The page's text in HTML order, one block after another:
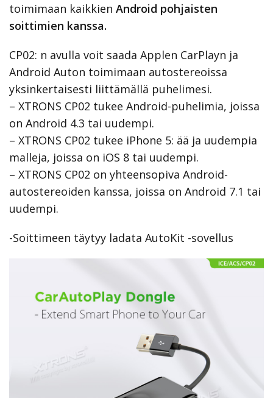
toimimaan kaikkien Android pohjaisten
soittimien kanssa.
CP02: n avulla voit saada Applen CarPlayn ja
Android Auton toimimaan autostereoissa
yksinkertaisesti liittämällä puhelimesi.
– XTRONS CP02 tukee Android-puhelimia, joissa
on Android 4.3 tai uudempi.
– XTRONS CP02 tukee iPhone 5: ää ja uudempia
malleja, joissa on iOS 8 tai uudempi.
– XTRONS CP02 on yhteensopiva Android-
autostereoiden kanssa, joissa on Android 7.1 tai
uudempi.
-Soittimeen täytyy ladata AutoKit -sovellus